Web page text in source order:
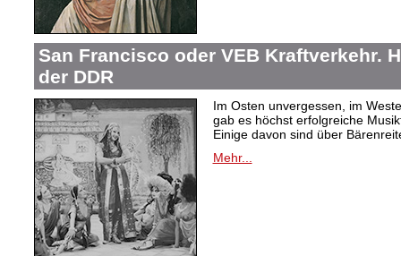
San Francisco oder VEB Kraftverkehr.
der DDR
Im Osten unvergessen, im
gab es höchst erfolgreiche
Einige davon sind über
Mehr...